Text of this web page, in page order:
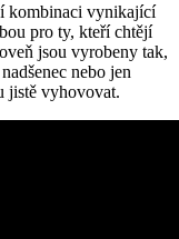
kombinaci vynikající
pro ty, ​kteří chtějí
jsou vyrobeny​ tak,
nebo jen
jistě vyhovovat.